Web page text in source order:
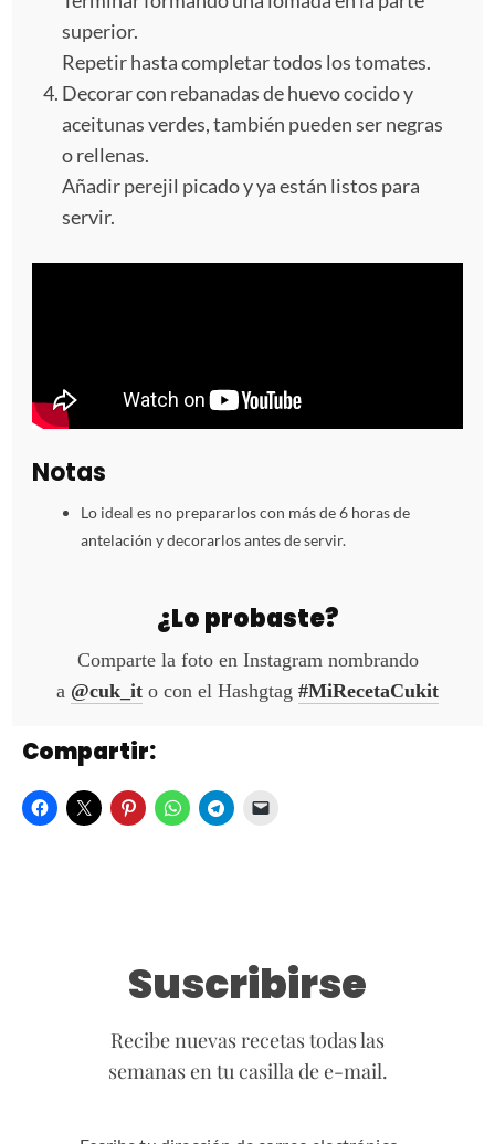
superior.
Repetir hasta completar todos los tomates.
Decorar con rebanadas de huevo cocido y
aceitunas verdes, también pueden ser negras
o rellenas.
Añadir perejil picado y ya están listos para
servir.
Notas
Lo ideal es no prepararlos con más de 6 horas de
antelación y decorarlos antes de servir.
¿Lo probaste?
Comparte la foto en Instagram nombrando
a @cuk_it o con el Hashgtag #MiRecetaCukit
Compartir:
Suscribirse
Recibe nuevas recetas todas las
semanas en tu casilla de e-mail.